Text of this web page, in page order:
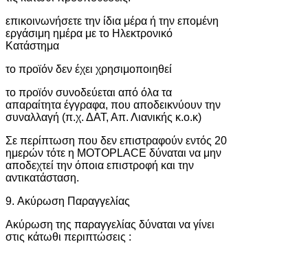
επικοινωνήσετε την ίδια μέρα ή την επομένη
εργάσιμη ημέρα με το Ηλεκτρονικό
Κατάστημα
το προϊόν δεν έχει χρησιμοποιηθεί
το προϊόν συνοδεύεται από όλα τα
απαραίτητα έγγραφα, που αποδεικνύουν την
συναλλαγή (π.χ. ΔΑΤ, Απ. Λιανικής κ.ο.κ)
Σε περίπτωση που δεν επιστραφούν εντός 20
ημερών τότε η MOTOPLACE δύναται να μην
αποδεχτεί την όποια επιστροφή και την
αντικατάσταση.
9. Ακύρωση Παραγγελίας
Ακύρωση της παραγγελίας δύναται να γίνει
στις κάτωθι περιπτώσεις :